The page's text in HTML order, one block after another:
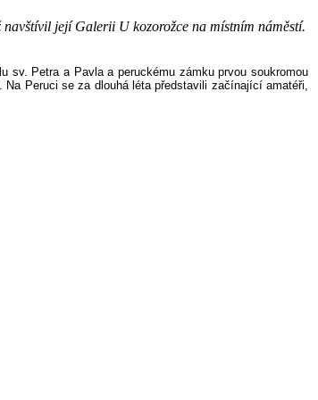
její Galerii U kozorožce na místním náměstí.
Petra a Pavla a peruckému zámku prvou soukromou
Peruci se za dlouhá léta představili začínající amatéři,